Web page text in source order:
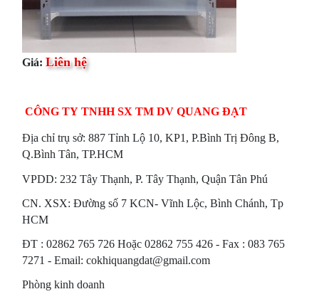
Giá: Liên hệ
CÔNG TY TNHH SX TM DV QUANG ĐẠT
Địa chỉ trụ sở: 887 Tỉnh Lộ 10, KP1, P.Bình Trị Đông B,
Q.Bình Tân, TP.HCM
VPDD: 232 Tây Thạnh, P. Tây Thạnh, Quận Tân Phú
CN. XSX: Đường số 7 KCN- Vĩnh Lộc, Bình Chánh, Tp
HCM
ÐT : 02862 765 726 Hoặc 02862 755 426 - Fax : 083 765
7271 - Email: cokhiquangdat@gmail.com
Phòng kinh doanh